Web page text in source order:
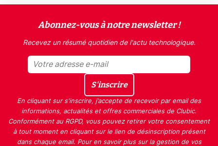
Abonnez-vous à notre newsletter !
Recevez un résumé quotidien de l'actu technologique.
S'inscrire
En cliquant sur s'inscrire, j’accepte de recevoir par email des
informations, actualités et offres commerciales de Clubic.
Conformément au RGPD, vous pouvez retirer votre consentement
à tout moment en cliquant sur le lien de désinscription présent
dans chaque email. Pour en savoir plus sur la gestion de vos